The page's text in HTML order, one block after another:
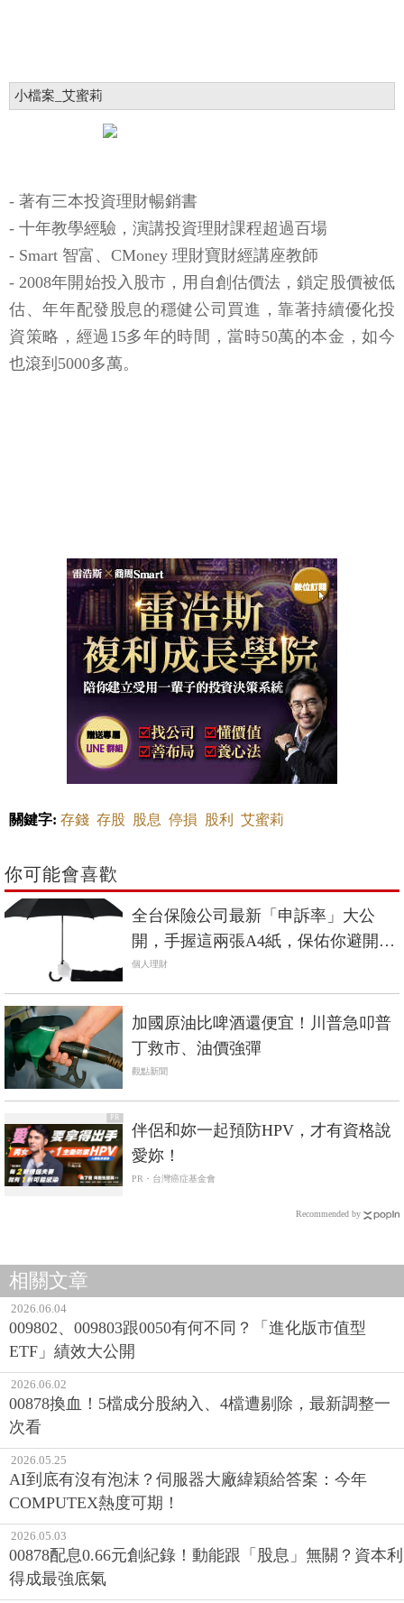
小檔案_艾蜜莉
- 著有三本投資理財暢銷書
- 十年教學經驗，演講投資理財課程超過百場
- Smart 智富、CMoney 理財寶財經講座教師
- 2008年開始投入股市，用自創估價法，鎖定股價被低
估、年年配發股息的穩健公司買進，靠著持續優化投
資策略，經過15多年的時間，當時50萬的本金，如今
也滾到5000多萬。
關鍵字: 存錢 存股 股息 停損 股利 艾蜜莉
你可能會喜歡
全台保險公司最新「申訴率」大公
開，手握這兩張A4紙，保佑你避開難
纏的保險公司
個人理財
加國原油比啤酒還便宜！川普急叩普
丁救市、油價強彈
觀點新聞
PR
伴侶和妳一起預防HPV，才有資格說
愛妳！
PR・台灣癌症基金會
Recommended by
相關文章
2026.06.04
009802、009803跟0050有何不同？「進化版市值型
ETF」績效大公開
2026.06.02
00878換血！5檔成分股納入、4檔遭剔除，最新調整一
次看
2026.05.25
AI到底有沒有泡沫？伺服器大廠緯穎給答案：今年
COMPUTEX熱度可期！
2026.05.03
00878配息0.66元創紀錄！動能跟「股息」無關？資本利
得成最強底氣